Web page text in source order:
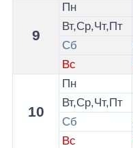
9
Пн
Вт,Ср,Чт,Пт
Сб
Вс
10
Пн
Вт,Ср,Чт,Пт
Сб
Вс